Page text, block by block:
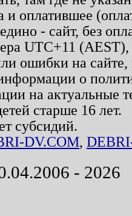
и оплатившее
- сайт, без
UTC+11
ошибки на
о
на актуальные
старше 16 лет.
субсидий.
DV.COM,
- 2026